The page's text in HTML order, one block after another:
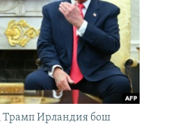
Трамп Ирландия бош